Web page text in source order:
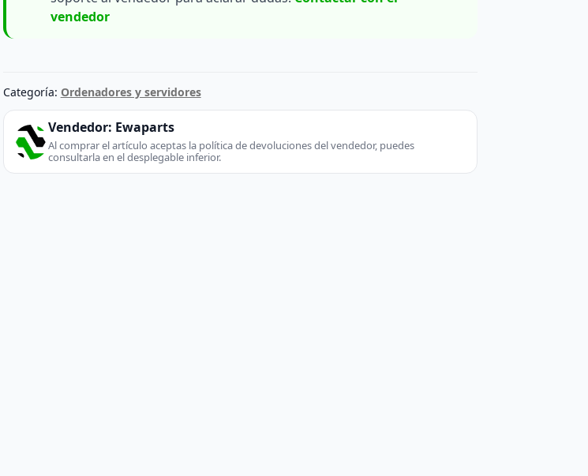
vendedor
Categoría: Ordenadores y servidores
Vendedor: Ewaparts
Al comprar el artículo aceptas la política de devoluciones del vendedor, puedes
consultarla en el desplegable inferior.